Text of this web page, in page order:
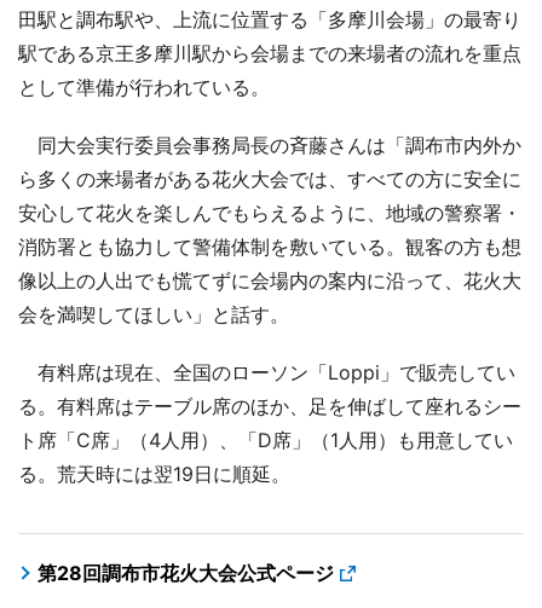
田駅と調布駅や、上流に位置する「多摩川会場」の最寄り
駅である京王多摩川駅から会場までの来場者の流れを重点
として準備が行われている。
同大会実行委員会事務局長の斉藤さんは「調布市内外か
ら多くの来場者がある花火大会では、すべての方に安全に
安心して花火を楽しんでもらえるように、地域の警察署・
消防署とも協力して警備体制を敷いている。観客の方も想
像以上の人出でも慌てずに会場内の案内に沿って、花火大
会を満喫してほしい」と話す。
有料席は現在、全国のローソン「Loppi」で販売してい
る。有料席はテーブル席のほか、足を伸ばして座れるシー
ト席「C席」（4人用）、「D席」（1人用）も用意してい
る。荒天時には翌19日に順延。
第28回調布市花火大会公式ページ